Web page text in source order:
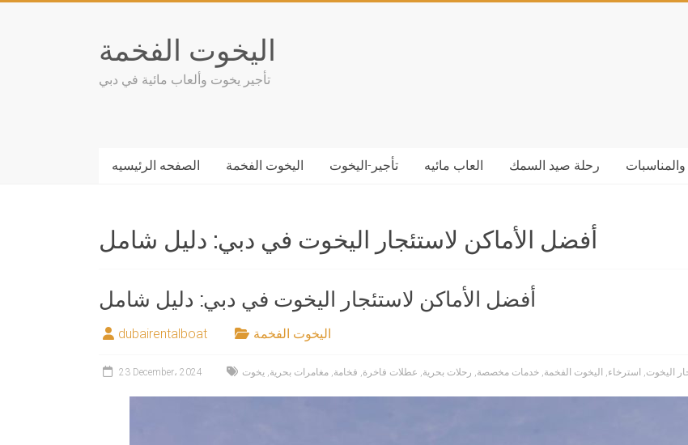
اليخوت الفخمة
تأجير يخوت وألعاب مائية في دبي
الصفحه الرئيسيه اليخوت الفخمة تأجير-اليخوت العاب مائيه رحلة صيد السمك والمناسبات
أفضل الأماكن لاستئجار اليخوت في دبي: دليل شامل
أفضل الأماكن لاستئجار اليخوت في دبي: دليل شامل
dubairentalboat اليخوت الفخمة
23 December، 2024 اليخوت, استرخاء, اليخوت الفخمة, خدمات مخصصة, رحلات بحرية, عطلات فاخرة, فخامة, مغامرات بحرية, يخوت